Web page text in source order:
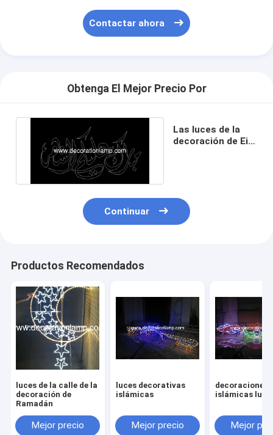
Contactar ahora
Obtenga El Mejor Precio Por
Las luces de la
decoración de Eid
Continuar
Productos Recomendados
luces de la calle de la
decoración de
Ramadán
Mejor precio
luces decorativas
islámicas
Mejor precio
decoraciones
islámicas
Mejor